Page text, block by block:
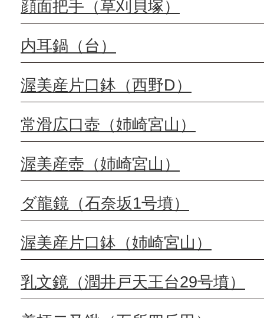
顔面把手（草刈貝塚）
内耳鍋（台）
渥美産片口鉢（西野D）
常滑広口壺（姉崎宮山）
渥美産壺（姉崎宮山）
ダ龍鏡（石奈坂1号墳）
渥美産片口鉢（姉崎宮山）
乳文鏡（潤井戸天王台29号墳）